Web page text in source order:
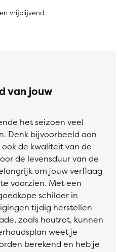
vrijblijvend
van jouw
het seizoen veel
Denk bijvoorbeeld aan
de kwaliteit van de
de levensduur van de
om jouw verflaag
voorzien. Met een
schilder in
tijdig herstellen
zoals houtrot, kunnen
weet je
berekend en heb je